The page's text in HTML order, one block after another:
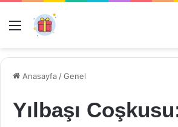
Menü
Anasayfa /Genel
Yılbaşı